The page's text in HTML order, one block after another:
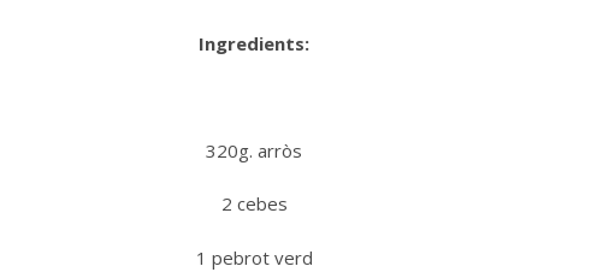
Ingredients:
320g. arròs
2 cebes
1 pebrot verd